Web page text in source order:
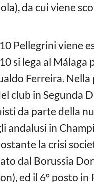
da cui viene
Pellegrini viene
si lega al Málaga
Ferreira.
club in Segunda
da parte della
andalusi in
la crisi
dal Borussia
ed il 6º posto in